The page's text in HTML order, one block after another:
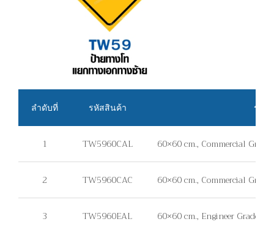
ลำดับที่ รหัสสินค้า ราย
1 TW5960CAL 60×60 cm., Commercial
2 TW5960CAC 60×60 cm., Commercial
3 TW5960EAL 60×60 cm., Engineer Grade,